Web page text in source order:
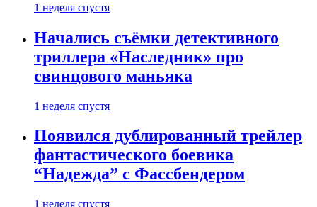
1 неделя спустя
Начались съёмки детективного
триллера «Наследник» про
свинцового маньяка
1 неделя спустя
Появился дублированный трейлер
фантастического боевика
“Надежда” с Фассбендером
1 неделя спустя